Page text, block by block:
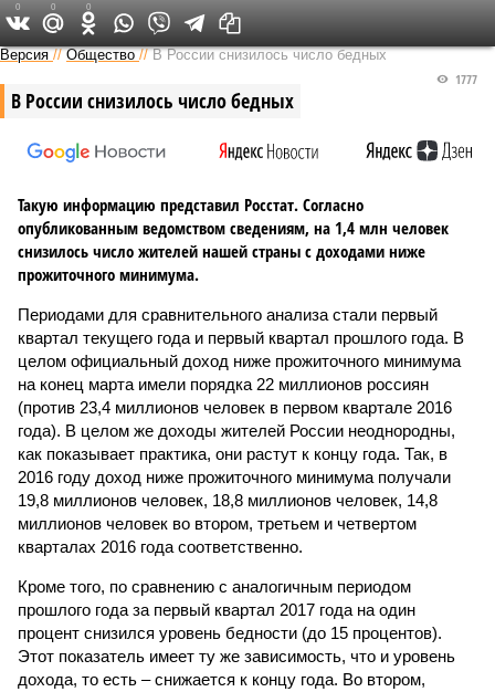
Версия в Саратове
Версия //Общество //В России снизилось число бедных
В России снизилось число бедных
1777
Такую информацию представил Росстат. Согласно
опубликованным ведомством сведениям, на 1,4 млн человек
снизилось число жителей нашей страны с доходами ниже
прожиточного минимума.
Периодами для сравнительного анализа стали первый
квартал текущего года и первый квартал прошлого года. В
целом официальный доход ниже прожиточного минимума
на конец марта имели порядка 22 миллионов россиян
(против 23,4 миллионов человек в первом квартале 2016
года). В целом же доходы жителей России неоднородны,
как показывает практика, они растут к концу года. Так, в
2016 году доход ниже прожиточного минимума получали
19,8 миллионов человек, 18,8 миллионов человек, 14,8
миллионов человек во втором, третьем и четвертом
кварталах 2016 года соответственно.
Кроме того, по сравнению с аналогичным периодом
прошлого года за первый квартал 2017 года на один
процент снизился уровень бедности (до 15 процентов).
Этот показатель имеет ту же зависимость, что и уровень
дохода, то есть – снижается к концу года. Во втором,
0 0 0